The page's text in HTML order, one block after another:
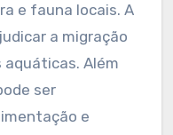
e fauna locais. A
a migração
aquáticas. Além
ser
e